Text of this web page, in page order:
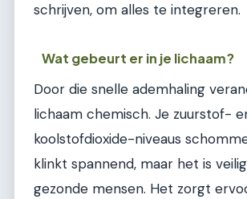
schrijven, om alles te integreren.
Wat gebeurt er in je lichaam?
Door die snelle ademhaling
lichaam chemisch. Je zuurstof-
koolstofdioxide-niveaus
klinkt spannend, maar het is
gezonde mensen. Het zorgt